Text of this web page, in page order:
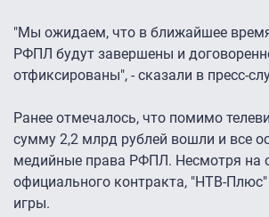
"Мы ожидаем, что в ближайшее
РФПЛ будут завершены и
отфиксированы", - сказали в пресс-
Ранее отмечалось, что помимо
сумму 2,2 млрд рублей вошли и все
медийные права РФПЛ. Несмотря на
официального контракта, "НТВ-Плюс"
игры.